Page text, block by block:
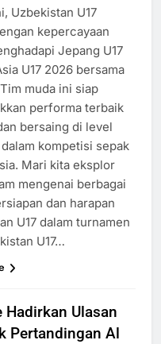
Uzbekistan U17
kepercayaan
Jepang U17
U17 2026 bersama
muda ini siap
performa terbaik
bersaing di level
kompetisi sepak
Mari kita eksplor
mengenai berbagai
dan harapan
U17 dalam turnamen
U17…
Hadirkan Ulasan
Pertandingan Al